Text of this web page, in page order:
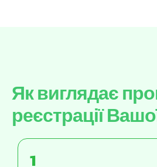
Як виглядає
реєстрації
1